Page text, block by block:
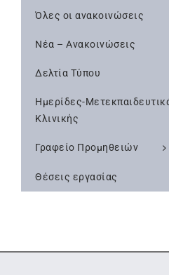
Όλες οι ανακοινώσεις
Νέα – Ανακοινώσεις
Δελτία Τύπου
Ημερίδες-
Κλινικής
Γραφείο Προμηθειών
Θέσεις εργασίας